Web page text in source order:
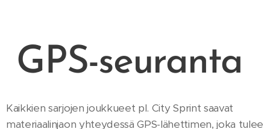
GPS-seuranta
Kaikkien sarjojen joukkueet pl. City Sprint saavat
materiaalinjaon yhteydessä GPS-lähettimen, joka tulee